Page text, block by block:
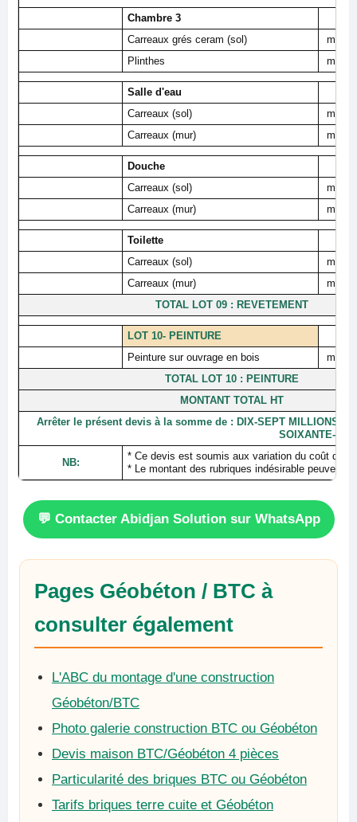
Chambre 3
Carreaux grés ceram (sol)
m²
Plinthes
m²
Salle d'eau
Carreaux (sol)
m²
Carreaux (mur)
m²
Douche
Carreaux (sol)
m²
Carreaux (mur)
m²
Toilette
Carreaux (sol)
m²
Carreaux (mur)
m²
TOTAL LOT 09 : REVETEMENT
LOT 10- PEINTURE
Peinture sur ouvrage en bois
m²
TOTAL LOT 10 : PEINTURE
MONTANT TOTAL HT
Arrêter le présent devis à la somme de : DIX-SEPT MILLIONS
SOIXANTE-
NB:
* Ce devis est soumis aux variation du coût du
* Le montant des rubriques indésirable peuveut
💬 Contacter Abidjan Solution sur WhatsApp
Pages Géobéton / BTC à
consulter également
L'ABC du montage d'une construction
Géobéton/BTC
Photo galerie construction BTC ou Géobéton
Devis maison BTC/Géobéton 4 pièces
Particularité des briques BTC ou Géobéton
Tarifs briques terre cuite et Géobéton